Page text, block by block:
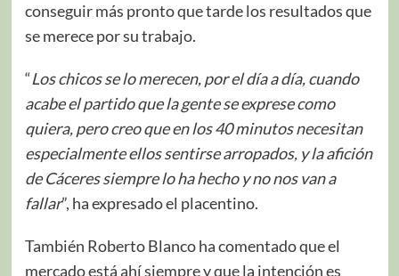
conseguir más pronto que tarde los resultados que
se merece por su trabajo.
“Los chicos se lo merecen, por el día a día, cuando
acabe el partido que la gente se exprese como
quiera, pero creo que en los 40 minutos necesitan
especialmente ellos sentirse arropados, y la afición
de Cáceres siempre lo ha hecho y no nos van a
fallar”, ha expresado el placentino.
También Roberto Blanco ha comentado que el
mercado está ahí siempre y que la intención es